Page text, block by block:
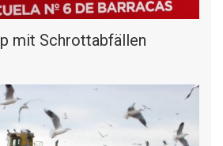
mit Schrottabfällen